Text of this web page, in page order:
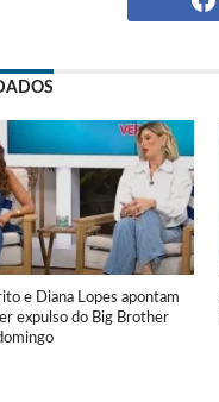
e Diana Lopes apontam
expulso do Big Brother